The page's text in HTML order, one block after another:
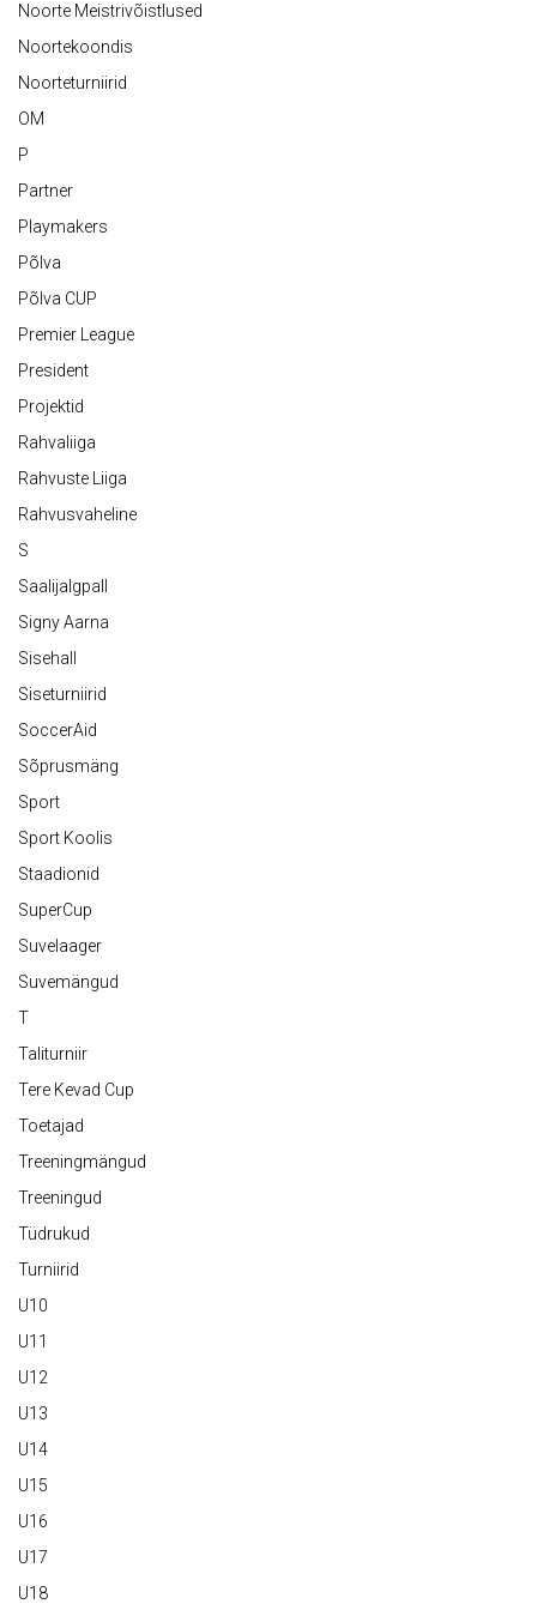
Noorte Meistrivõistlused
Noortekoondis
Noorteturniirid
OM
P
Partner
Playmakers
Põlva
Põlva CUP
Premier League
President
Projektid
Rahvaliiga
Rahvuste Liiga
Rahvusvaheline
S
Saalijalgpall
Signy Aarna
Sisehall
Siseturniirid
SoccerAid
Sõprusmäng
Sport
Sport Koolis
Staadionid
SuperCup
Suvelaager
Suvemängud
T
Taliturniir
Tere Kevad Cup
Toetajad
Treeningmängud
Treeningud
Tüdrukud
Turniirid
U10
U11
U12
U13
U14
U15
U16
U17
U18